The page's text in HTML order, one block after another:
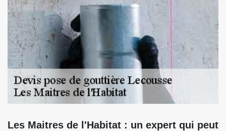
Les Maitres de l'Habitat : un expert qui peut